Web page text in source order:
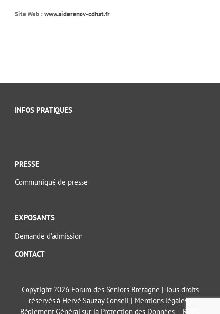
Site Web : www.aiderenov-cdhat.fr
INFOS PRATIQUES
PRESSE
Communiqué de presse
EXPOSANTS
Demande d’admission
CONTACT
Copyright 2026 Forum des Seniors Bretagne | Tous droits
réservés à Hervé Sauzay Conseil | Mentions légales|
Règlement Général sur la Protection des Données – RGPD